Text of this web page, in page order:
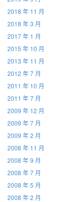
2018 年 11 月
2018 年 3 月
2017 年 1 月
2015 年 10 月
2013 年 11 月
2012 年 7 月
2011 年 10 月
2011 年 7 月
2009 年 12 月
2009 年 7 月
2009 年 2 月
2008 年 11 月
2008 年 9 月
2008 年 7 月
2008 年 5 月
2008 年 2 月